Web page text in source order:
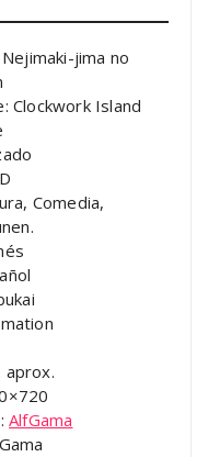
jima no
Clockwork Island
Comedia,
aprox.
AlfGama